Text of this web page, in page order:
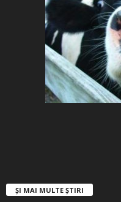
ȘI MAI MULTE ȘTIRI